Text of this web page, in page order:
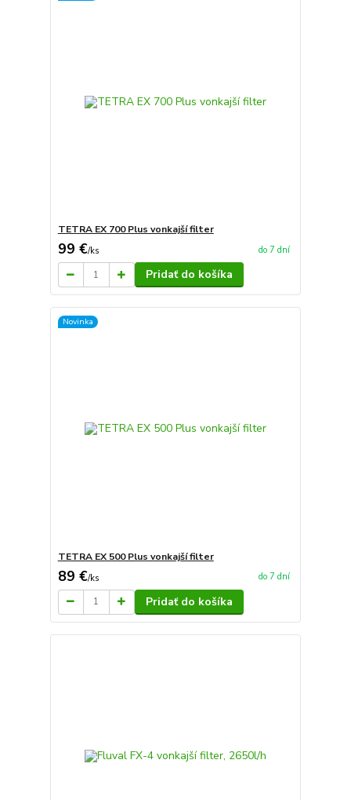
TETRA EX 700 Plus vonkajší filter
99 €/ks do 7 dní
Pridať do košíka
Novinka
TETRA EX 500 Plus vonkajší filter
89 €/ks do 7 dní
Pridať do košíka